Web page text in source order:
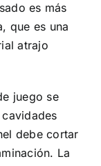
es más
que es una
atrajo
juego se
debe cortar
La